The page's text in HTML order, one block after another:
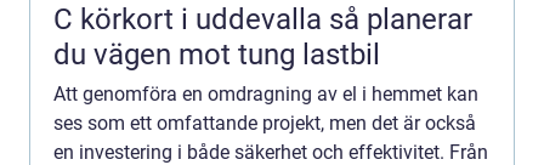
C körkort i uddevalla så planerar
du vägen mot tung lastbil
Att genomföra en omdragning av el i hemmet kan
ses som ett omfattande projekt, men det är också
en investering i både säkerhet och effektivitet. Från